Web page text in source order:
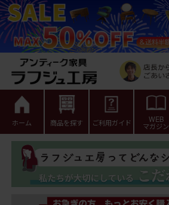
ホーム 商品を探す ご利用ガイド WEB
マガジン